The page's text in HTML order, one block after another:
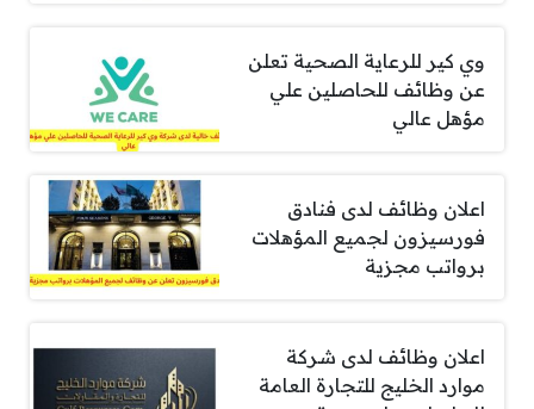
وي كير للرعاية الصحية تعلن
عن وظائف للحاصلين علي
مؤهل عالي
اعلان وظائف لدى فنادق
فورسيزون لجميع المؤهلات
برواتب مجزية
اعلان وظائف لدى شركة
موارد الخليج للتجارة العامة